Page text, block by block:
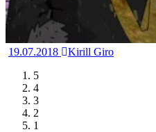
19.07.2018
Kirill Giro
5
4
3
2
1